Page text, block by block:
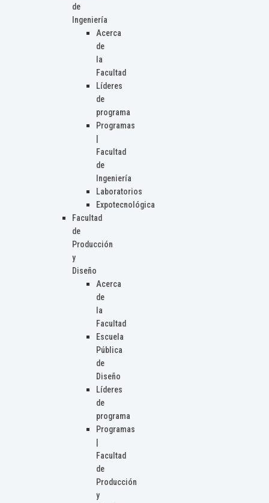
de
Ingeniería
Acerca
de
la
Facultad
Líderes
de
programa
Programas
Facultad
de
Ingeniería
Laboratorios
Expotecnológica
Facultad
de
Producción
y
Diseño
Acerca
de
la
Facultad
Escuela
Pública
de
Diseño
Líderes
de
programa
Programas
Facultad
de
Producción
y